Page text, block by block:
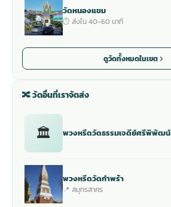
วัดหนองแขม
⏱ ส่งใน 40-60 นาที
ดูวัดทั้งหมดในเขต
🔀 วัดอื่นที่เราจัดส่ง
🏛 พวงหรีดวัดธรรมเจดีย์ศรีพิพัฒน์
พวงหรีดวัดกำพร้า
📍 สมุทรสาคร